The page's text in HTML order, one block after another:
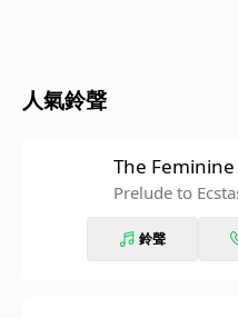
人氣鈴聲
The
Prelude to
鈴聲